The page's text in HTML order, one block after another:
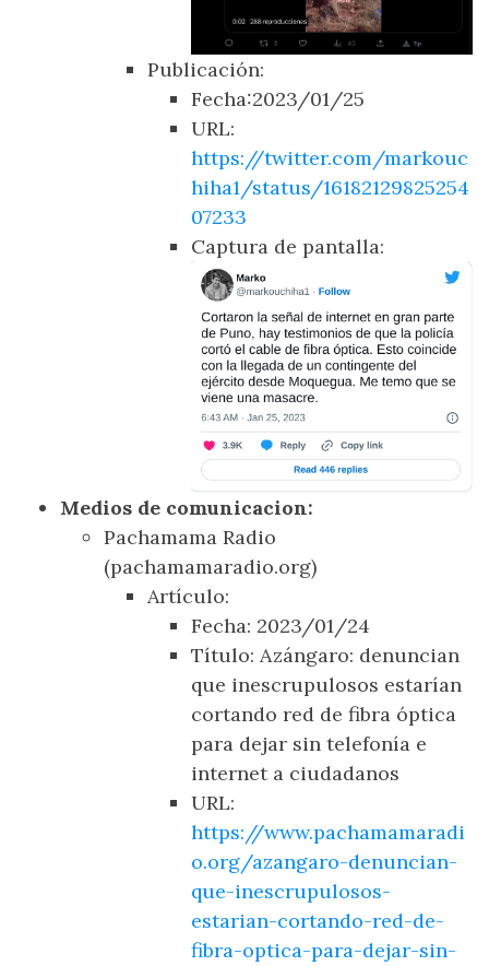
Publicación:
Fecha:2023/01/25
URL:
https://twitter.com/markouc
hiha1/status/16182129825254
07233
Captura de pantalla:
Medios de comunicacion:
Pachamama Radio
(pachamamaradio.org)
Artículo:
Fecha: 2023/01/24
Título: Azángaro: denuncian
que inescrupulosos estarían
cortando red de fibra óptica
para dejar sin telefonía e
internet a ciudadanos
URL:
https://www.pachamamaradi
o.org/azangaro-denuncian-
que-inescrupulosos-
estarian-cortando-red-de-
fibra-optica-para-dejar-sin-